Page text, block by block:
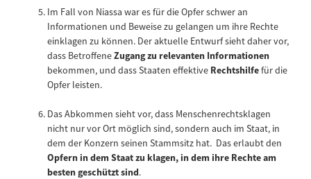
Im Fall von Niassa war es für die Opfer schwer an
Informationen und Beweise zu gelangen um ihre Rechte
einklagen zu können. Der aktuelle Entwurf sieht daher vor,
dass BetroffeneZugang zu relevanten Informationen
bekommen, und dass Staaten effektive Rechtshilfefür die
Opfer leisten.
Das Abkommen sieht vor, dass Menschenrechtsklagen
nicht nur vor Ort möglich sind, sondern auch im Staat, in
dem der Konzern seinen Stammsitz hat. Das erlaubt den
Opfern in dem Staat zu klagen, in dem ihre Rechte am
besten geschützt sind.